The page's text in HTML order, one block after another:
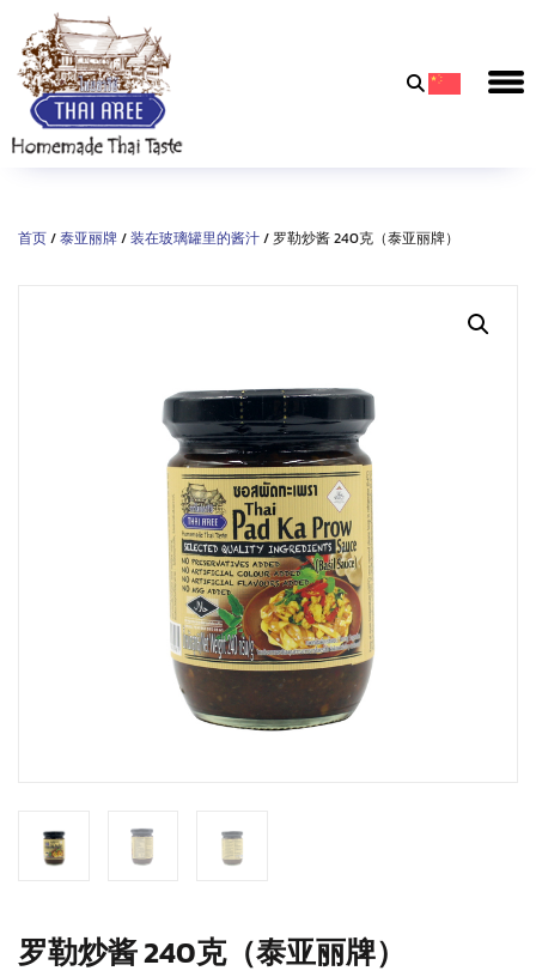
&
Friends
首页/泰亚丽牌/装在玻璃罐里的酱汁/ 罗勒炒酱 240克（泰亚丽牌）
罗勒炒酱 240克（泰亚丽牌）